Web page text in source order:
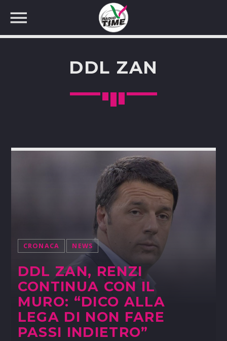
DDL ZAN
CRONACA NEWS
DDL ZAN, RENZI
CONTINUA CON IL
MURO: “DICO ALLA
LEGA DI NON FARE
PASSI INDIETRO”